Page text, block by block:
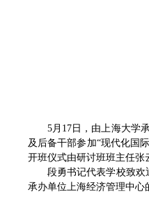
5月17日，由上海大学
及后备干部参加“现代化国
开班仪式由研讨班班主任张
段勇书记代表学校致
承办单位上海经济管理中心